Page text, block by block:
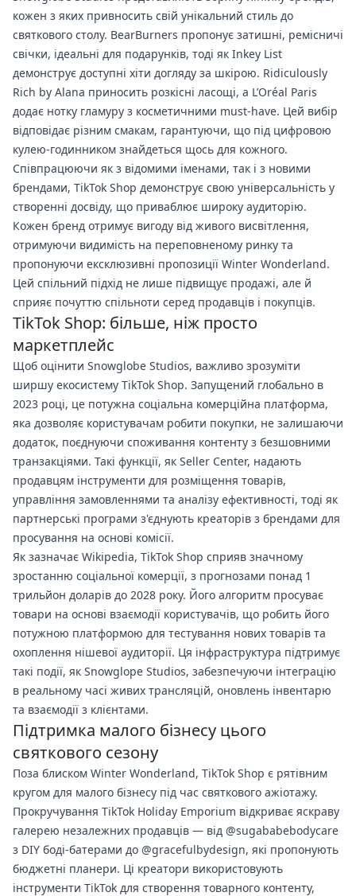
кожен з яких привносить свій унікальний стиль до
святкового столу. BearBurners пропонує затишні, ремісничі
свічки, ідеальні для подарунків, тоді як Inkey List
демонструє доступні хіти догляду за шкірою. Ridiculously
Rich by Alana приносить розкісні ласощі, а L’Oréal Paris
додає нотку гламуру з косметичними must-have. Цей вибір
відповідає різним смакам, гарантуючи, що під цифровою
кулею-годинником знайдеться щось для кожного.
Співпрацюючи як з відомими іменами, так і з новими
брендами, TikTok Shop демонструє свою універсальність у
створенні досвіду, що приваблює широку аудиторію.
Кожен бренд отримує вигоду від живого висвітлення,
отримуючи видимість на переповненому ринку та
пропонуючи ексклюзивні пропозиції Winter Wonderland.
Цей спільний підхід не лише підвищує продажі, але й
сприяє почуттю спільноти серед продавців і покупців.
TikTok Shop: більше, ніж просто
маркетплейс
Щоб оцінити Snowglobe Studios, важливо зрозуміти
ширшу екосистему TikTok Shop. Запущений глобально в
2023 році, це потужна соціальна комерційна платформа,
яка дозволяє користувачам робити покупки, не залишаючи
додаток, поєднуючи споживання контенту з безшовними
транзакціями. Такі функції, як Seller Center, надають
продавцям інструменти для розміщення товарів,
управління замовленнями та аналізу ефективності, тоді як
партнерські програми з'єднують креаторів з брендами для
просування на основі комісії.
Як зазначає Wikipedia, TikTok Shop сприяв значному
зростанню соціальної комерції, з прогнозами понад 1
трильйон доларів до 2028 року. Його алгоритм просуває
товари на основі взаємодії користувачів, що робить його
потужною платформою для тестування нових товарів та
охоплення нішевої аудиторії. Ця інфраструктура підтримує
такі події, як Snowglope Studios, забезпечуючи інтеграцію
в реальному часі живих трансляцій, оновлень інвентарю
та взаємодії з клієнтами.
Підтримка малого бізнесу цього
святкового сезону
Поза блиском Winter Wonderland, TikTok Shop є рятівним
кругом для малого бізнесу під час святкового ажіотажу.
Прокручування TikTok Holiday Emporium відкриває яскраву
галерею незалежних продавців — від @sugababebodycare
з DIY боді-батерами до @gracefulbydesign, які пропонують
бюджетні планери. Ці креатори використовують
інструменти TikTok для створення товарного контенту,